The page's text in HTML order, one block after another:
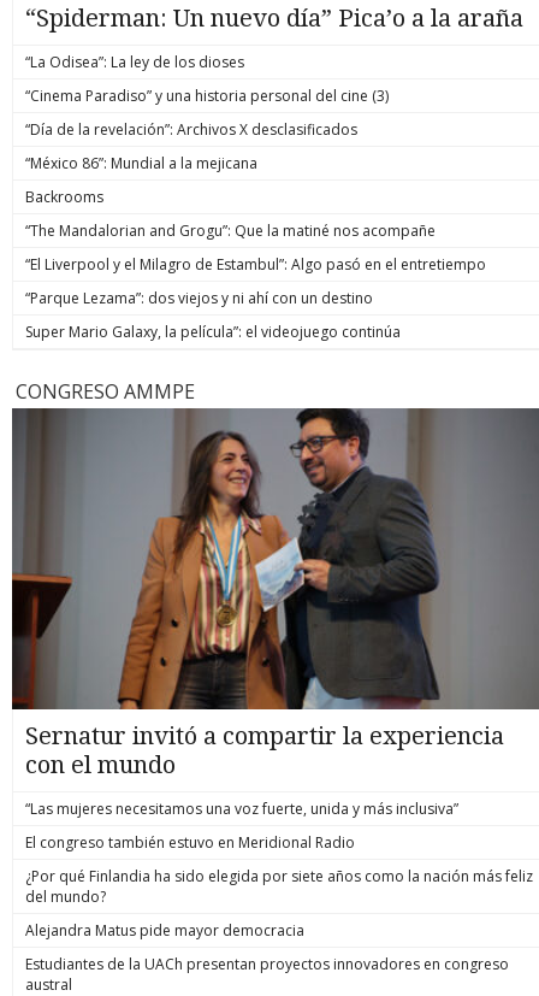
“Spiderman: Un nuevo día” Pica’o a la araña
“La Odisea”: La ley de los dioses
“Cinema Paradiso” y una historia personal del cine (3)
“Día de la revelación”: Archivos X desclasificados
“México 86”: Mundial a la mejicana
Backrooms
“The Mandalorian and Grogu”: Que la matiné nos acompañe
“El Liverpool y el Milagro de Estambul”: Algo pasó en el entretiempo
“Parque Lezama”: dos viejos y ni ahí con un destino
Super Mario Galaxy, la película”: el videojuego continúa
CONGRESO AMMPE
Sernatur invitó a compartir la experiencia
con el mundo
“Las mujeres necesitamos una voz fuerte, unida y más inclusiva”
El congreso también estuvo en Meridional Radio
¿Por qué Finlandia ha sido elegida por siete años como la nación más feliz
del mundo?
Alejandra Matus pide mayor democracia
Estudiantes de la UACh presentan proyectos innovadores en congreso
austral